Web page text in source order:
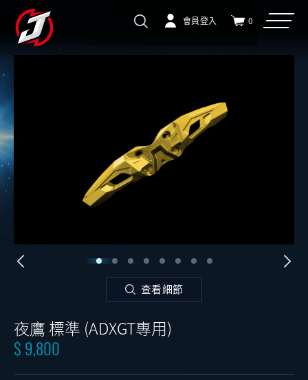
會員登入 0
查看細節
夜鷹 標準 (ADXGT專用)
$ 9,800